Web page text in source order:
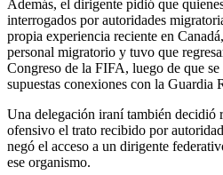
Además, el dirigente pidió que
interrogados por autoridades
propia experiencia reciente en
personal migratorio y tuvo que
Congreso de la FIFA, luego de que
supuestas conexiones con la Guardia
Una delegación iraní también decidió
ofensivo el trato recibido por
negó el acceso a un dirigente
ese organismo.